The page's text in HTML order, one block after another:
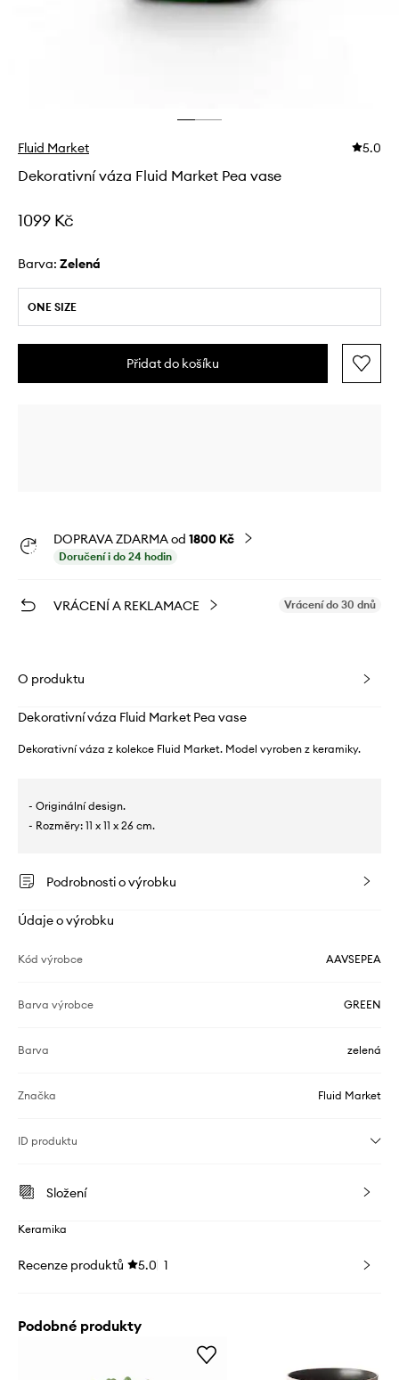
Fluid Market 5.0
Dekorativní váza Fluid Market Pea vase
1099 Kč
Barva: zelená
ONE SIZE
Přidat do košíku
DOPRAVA ZDARMA od 1800 Kč
Doručení i do 24 hodin
VRÁCENÍ A REKLAMACE Vrácení do 30 dnů
O produktu
Dekorativní váza Fluid Market Pea vase
Dekorativní váza z kolekce Fluid Market. Model vyroben z keramiky.
- Originální design.
- Rozměry: 11 x 11 x 26 cm.
Podrobnosti o výrobku
Údaje o výrobku
Kód výrobce AAVSEPEA
Barva výrobce GREEN
Barva zelená
Značka Fluid Market
ID produktu
Složení
Keramika
Recenze produktů 5.0 1
Podobné produkty